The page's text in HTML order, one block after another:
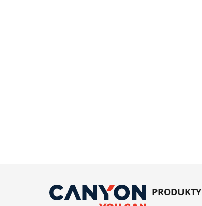
PRODUKTY